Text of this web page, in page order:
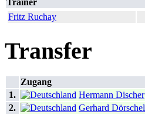
Trainer
Fritz Ruchay
Transfer
Zugang
1.
Hermann Discher
2.
Gerhard Dörschel